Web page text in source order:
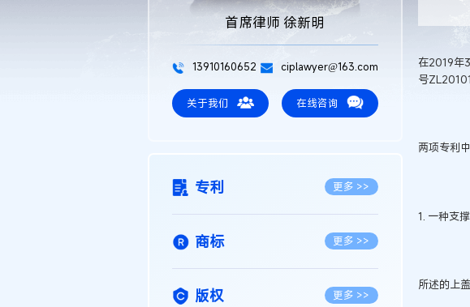
首席律师 徐新明
13910160652 ciplawyer@163.com
关于我们 在线咨询
专利 更多 >>
商标 更多 >>
版权 更多 >>
在2019年
号
两项专利
1. 一种支
所述的上